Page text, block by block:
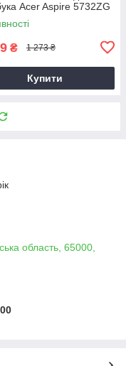
Acer Aspire 5732ZG
₴ 1 273 ₴
Купити
область, 65000,